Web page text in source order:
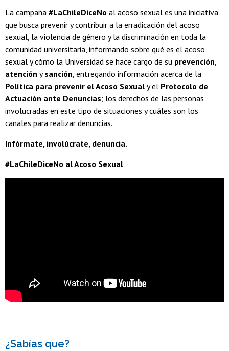
La campaña #LaChileDiceNo al acoso sexual es una iniciativa
que busca prevenir y contribuir a la erradicación del acoso
sexual, la violencia de género y la discriminación en toda la
comunidad universitaria, informando sobre qué es el acoso
sexual y cómo la Universidad se hace cargo de su prevención,
atención ysanción, entregando información acerca de la
Política para prevenir el Acoso Sexual y el Protocolo de
Actuación ante Denuncias; los derechos de las personas
involucradas en este tipo de situaciones y cuáles son los
canales para realizar denuncias.
Infórmate, involúcrate, denuncia.
#LaChileDiceNo al Acoso Sexual
¿Sabías que?